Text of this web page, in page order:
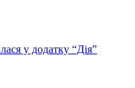
у додатку “Дія”